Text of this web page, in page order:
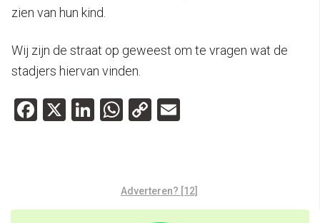
zien van hun kind.
Wij zijn de straat op geweest om te vragen wat de
stadjers hiervan vinden.
Facebook
X LinkedIn
WhatsApp
Copy
Adverteren? [12]